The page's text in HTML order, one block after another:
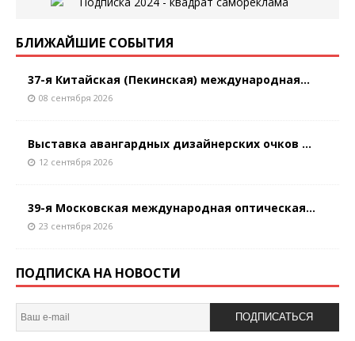
БЛИЖАЙШИЕ СОБЫТИЯ
37-я Китайская (Пекинская) международная...
08 сентября 2026
Выставка авангардных дизайнерских очков ...
12 сентября 2026
39-я Московская международная оптическая...
23 сентября 2026
ПОДПИСКА НА НОВОСТИ
ПОДПИСАТЬСЯ